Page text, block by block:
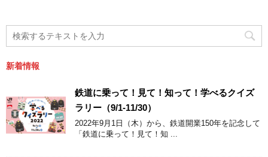
新着情報
鉄道に乗って！見て！知って！学べるクイズ
ラリー（9/1-11/30）
2022年9月1日（木）から、鉄道開業150年を記念して
「鉄道に乗って！見て！知 ...